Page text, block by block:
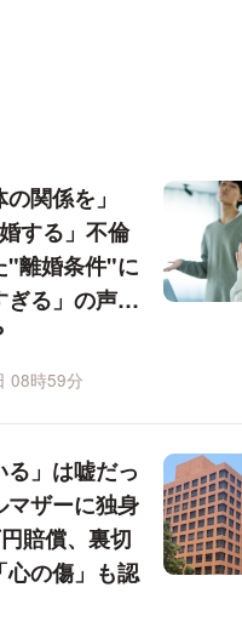
関係を」
する」不倫
"離婚条件"に
ぎる」の声…
08時59分
る」は嘘だっ
ザーに独身
賠償、裏切
心の傷」も認